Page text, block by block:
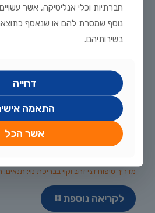
מדריך טיפוח דגי זהב וקוי בבריכת נוי:
לקריאה נוספת
חברתיות וכלי אנליטיקה, אשר
נוסף שמסרת להם או שנאסף
בשירותיהם.
דחייה
התאמה
אשר הכל